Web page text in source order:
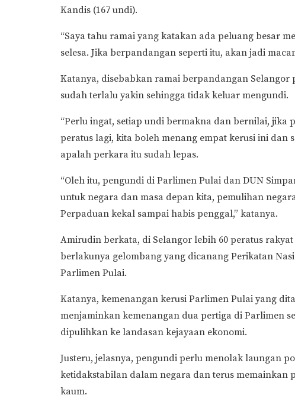
Kandis (167 undi).
“Saya tahu ramai yang katakan ada peluang besar
selesa. Jika berpandangan seperti itu, akan jadi
Katanya, disebabkan ramai berpandangan Selangor
sudah terlalu yakin sehingga tidak keluar mengundi.
“Perlu ingat, setiap undi bermakna dan bernilai, jika
peratus lagi, kita boleh menang empat kerusi ini dan
apalah perkara itu sudah lepas.
“Oleh itu, pengundi di Parlimen Pulai dan DUN
untuk negara dan masa depan kita, pemulihan
Perpaduan kekal sampai habis penggal,” katanya.
Amirudin berkata, di Selangor lebih 60 peratus
berlakunya gelombang yang dicanang Perikatan
Parlimen Pulai.
Katanya, kemenangan kerusi Parlimen Pulai yang
menjaminkan kemenangan dua pertiga di Parlimen
dipulihkan ke landasan kejayaan ekonomi.
Justeru, jelasnya, pengundi perlu menolak laungan
ketidakstabilan dalam negara dan terus
kaum.